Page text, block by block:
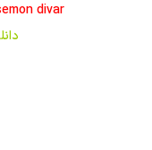
divar